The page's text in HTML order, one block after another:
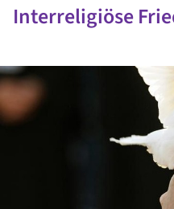
Interreligiöse